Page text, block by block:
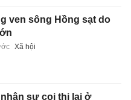
ven sông Hồng sạt do
Xã hội
nhân sự coi thi lại ở